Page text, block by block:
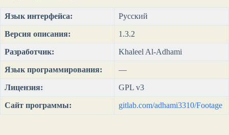
Язык интерфейса: Русский
Версия описания: 1.3.2
Разработчик: Khaleel Al-Adhami
Язык программирования: —
Лицензия: GPL v3
Сайт программы: gitlab.com/adhami3310/Footage